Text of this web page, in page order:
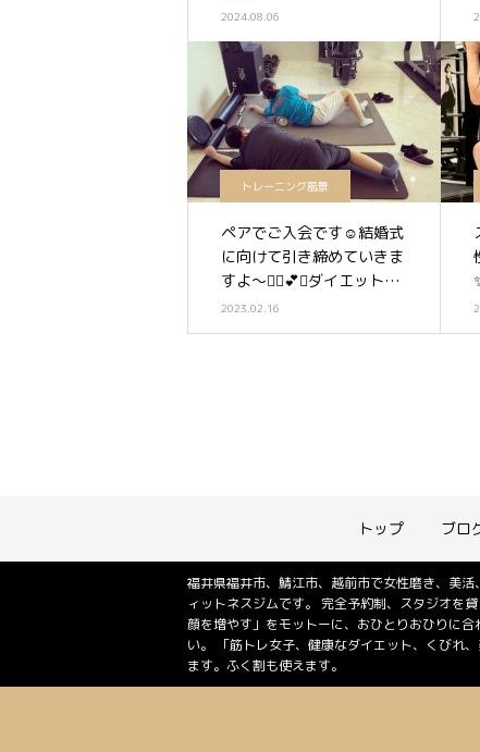
2024.08.06
トレーニング風景
ペアでご入会です☺️結婚式
に向けて引き締めていきま
すよ〜👰‍♀️💕✨ダイエット計
画開始🏋️‍♀️
2023.02.16
トップ ブロ
福井県福井市、鯖江市、越前市で女性磨き、美
ィットネスジムです。 完全予約制、スタジオを
顔を増やす」をモットーに、おひとりおひりに
い。 「筋トレ女子、健康なダイエット、くびれ
ます。ふく割も使えます。